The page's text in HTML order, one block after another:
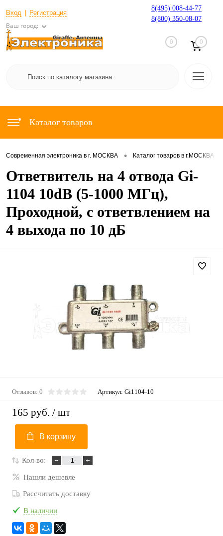
Вход Регистрация
Ваш город:
8(495) 008-44-77
8(800) 350-08-07
0 0
Каталог товаров
Современная электроника в г. МОСКВА • Каталог товаров в г.МОСКВА
Ответвитель на 4 отвода Gi-
1104 10dB (5-1000 МГц),
Проходной, с ответвлением на
4 выхода по 10 дБ
Отзывов: 0 Артикул: Gi1104-10
165 руб. / шт
В корзину
Кол-во:
Нашли дешевле
Рассчитать доставку
В наличии